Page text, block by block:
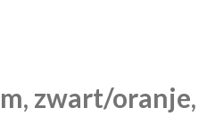
zwart/oranje,